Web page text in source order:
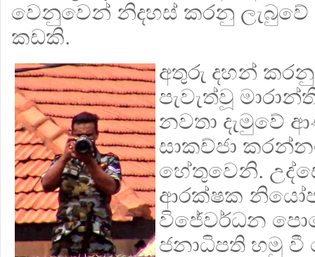
වෙනුවෙන් නිදහස් කරනු ලැබුවේ
කඩකි.
අතුරු දහන්
පැවැත්වූ
නවතා දැමුවේ
සාකච්ජා
හේතුවෙනි.
ආරක්ෂක
විජේවර්ධන
ජනාධිපති හමු වී